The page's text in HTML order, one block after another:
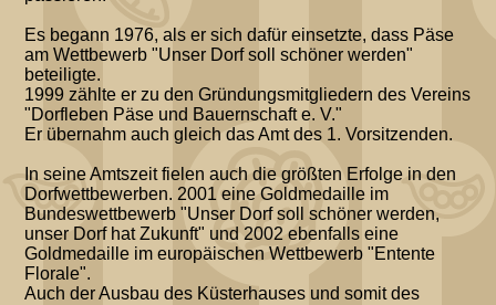
Es begann 1976, als er sich dafür einsetzte, dass Päse
am Wettbewerb "Unser Dorf soll schöner werden"
beteiligte.
1999 zählte er zu den Gründungsmitgliedern des Vereins
"Dorfleben Päse und Bauernschaft e. V."
Er übernahm auch gleich das Amt des 1. Vorsitzenden.
In seine Amtszeit fielen auch die größten Erfolge in den
Dorfwettbewerben. 2001 eine Goldmedaille im
Bundeswettbewerb "Unser Dorf soll schöner werden,
unser Dorf hat Zukunft" und 2002 ebenfalls eine
Goldmedaille im europäischen Wettbewerb "Entente
Florale".
Auch der Ausbau des Küsterhauses und somit des